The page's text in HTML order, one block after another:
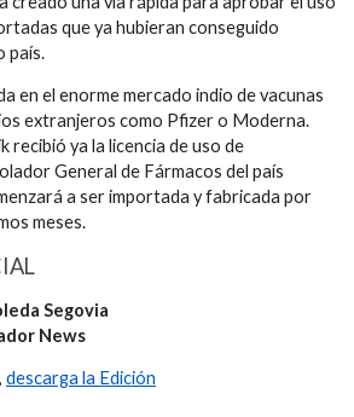
que ya hubieran conseguido
país.
en el enorme mercado indio de vacunas
extranjeros como Pfizer o Moderna.
recibió ya la licencia de uso de
General de Fármacos del país
a ser importada y fabricada por
meses.
Segovia
News
descarga la Edición